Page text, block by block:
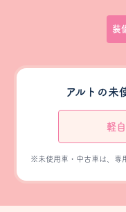
装
アルトの未
軽
※未使用車・中古車は、専